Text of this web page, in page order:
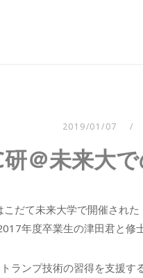
2019/01/07
研＠未来大
だて未来大学で開催され
年度卒業生の津田君と修
ランプ技術の習得を支援